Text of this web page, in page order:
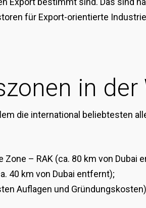
für Export-orientierte
in der
die international beliebtesten
Zone – RAK (ca. 80 km von Dubai
40 km von Dubai entfernt);
Auflagen und